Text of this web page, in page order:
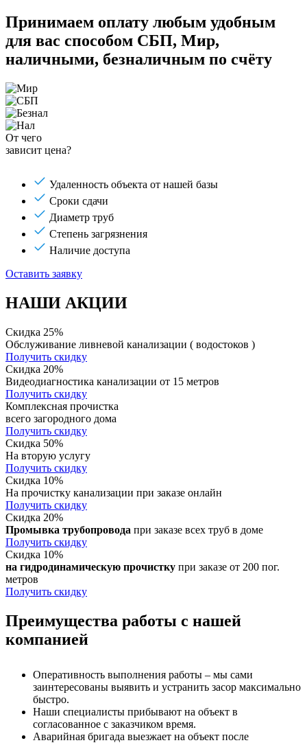
Принимаем оплату любым удобным
для вас способом СБП, Мир,
наличными, безналичным по счёту
От чего
зависит цена?
Удаленность объекта от нашей базы
Сроки сдачи
Диаметр труб
Степень загрязнения
Наличие доступа
Оставить заявку
НАШИ АКЦИИ
Скидка 25%
Обслуживание ливневой канализации ( водостоков )
Получить скидку
Скидка 20%
Видеодиагностика канализации от 15 метров
Получить скидку
Комплексная прочистка
всего загородного дома
Получить скидку
Скидка 50%
На вторую услугу
Получить скидку
Скидка 10%
На прочистку канализации при заказе онлайн
Получить скидку
Скидка 20%
Промывка трубопровода при заказе всех труб в доме
Получить скидку
Скидка 10%
на гидродинамическую прочистку при заказе от 200 пог.
метров
Получить скидку
Преимущества работы с нашей
компанией
Оперативность выполнения работы – мы сами
заинтересованы выявить и устранить засор максимально
быстро.
Наши специалисты прибывают на объект в
согласованное с заказчиком время.
Аварийная бригада выезжает на объект после